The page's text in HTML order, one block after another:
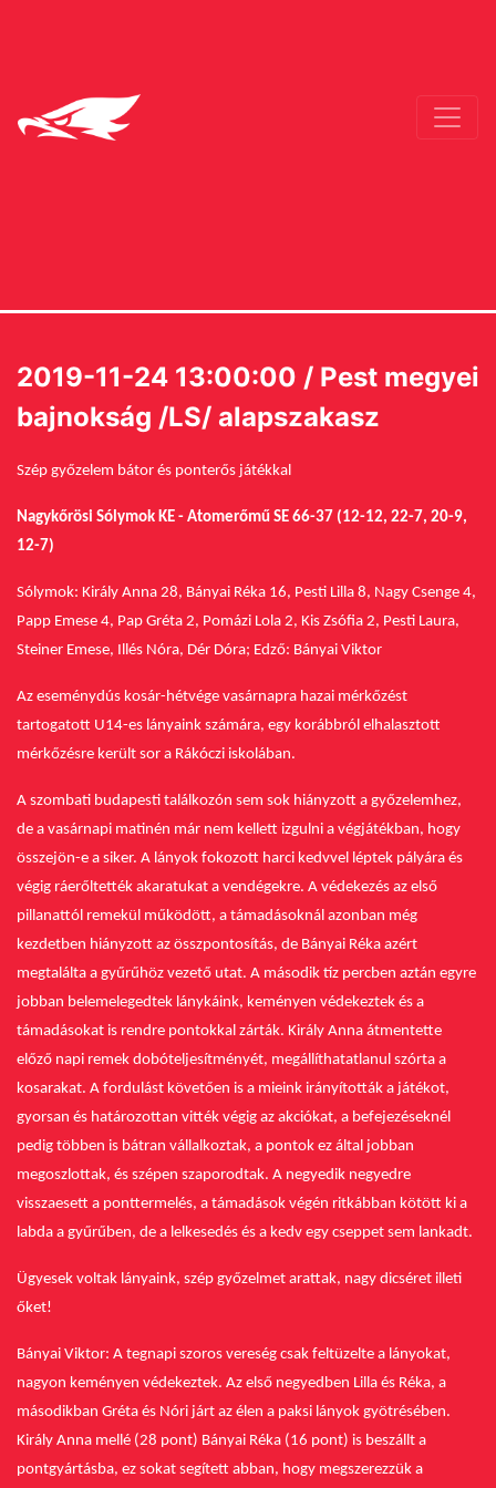
2019-11-24 13:00:00 / Pest megyei
bajnokság /LS/ alapszakasz
Szép győzelem bátor és ponterős játékkal
Nagykőrösi Sólymok KE - Atomerőmű SE 66-37 (12-12, 22-7, 20-9,
12-7)
Sólymok: Király Anna 28, Bányai Réka 16, Pesti Lilla 8, Nagy Csenge 4,
Papp Emese 4, Pap Gréta 2, Pomázi Lola 2, Kis Zsófia 2, Pesti Laura,
Steiner Emese, Illés Nóra, Dér Dóra; Edző: Bányai Viktor
Az eseménydús kosár-hétvége vasárnapra hazai mérkőzést
tartogatott U14-es lányaink számára, egy korábbról elhalasztott
mérkőzésre került sor a Rákóczi iskolában.
A szombati budapesti találkozón sem sok hiányzott a győzelemhez,
de a vasárnapi matinén már nem kellett izgulni a végjátékban, hogy
összejön-e a siker. A lányok fokozott harci kedvvel léptek pályára és
végig ráerőltették akaratukat a vendégekre. A védekezés az első
pillanattól remekül működött, a támadásoknál azonban még
kezdetben hiányzott az összpontosítás, de Bányai Réka azért
megtalálta a gyűrűhöz vezető utat. A második tíz percben aztán egyre
jobban belemelegedtek lánykáink, keményen védekeztek és a
támadásokat is rendre pontokkal zárták. Király Anna átmentette
előző napi remek dobóteljesítményét, megállíthatatlanul szórta a
kosarakat. A fordulást követően is a mieink irányították a játékot,
gyorsan és határozottan vitték végig az akciókat, a befejezéseknél
pedig többen is bátran vállalkoztak, a pontok ez által jobban
megoszlottak, és szépen szaporodtak. A negyedik negyedre
visszaesett a ponttermelés, a támadások végén ritkábban kötött ki a
labda a gyűrűben, de a lelkesedés és a kedv egy cseppet sem lankadt.
Ügyesek voltak lányaink, szép győzelmet arattak, nagy dicséret illeti
őket!
Bányai Viktor: A tegnapi szoros vereség csak feltüzelte a lányokat,
nagyon keményen védekeztek. Az első negyedben Lilla és Réka, a
másodikban Gréta és Nóri járt az élen a paksi lányok gyötrésében.
Király Anna mellé (28 pont) Bányai Réka (16 pont) is beszállt a
pontgyártásba, ez sokat segített abban, hogy megszerezzük a